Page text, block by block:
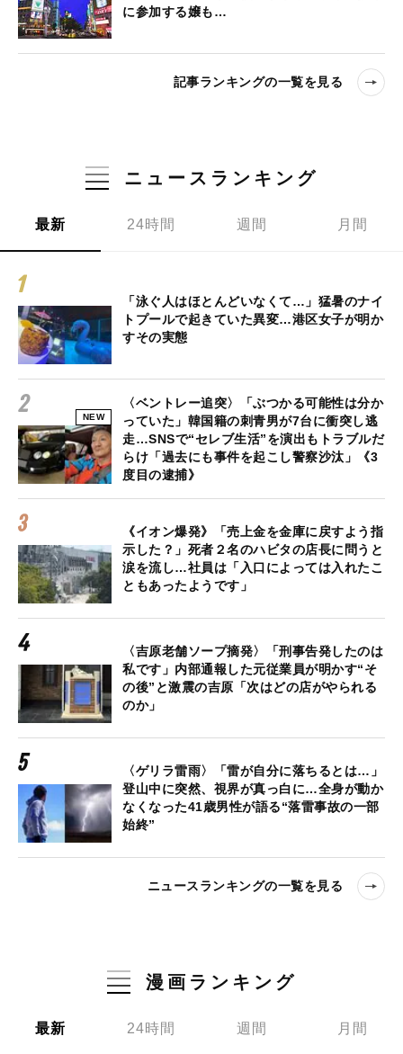
に参加する嬢も…
記事ランキングの一覧を見る
ニュースランキング
最新 24時間 週間 月間
「泳ぐ人はほとんどいなくて…」猛暑のナイ
トプールで起きていた異変…港区女子が明か
すその実態
NEW
〈ベントレー追突〉「ぶつかる可能性は分か
っていた」韓国籍の刺青男が7台に衝突し逃
走…SNSで“セレブ生活”を演出もトラブルだ
らけ「過去にも事件を起こし警察沙汰」《3
度目の逮捕》
《イオン爆発》「売上金を金庫に戻すよう指
示した？」死者２名のハビタの店長に問うと
涙を流し…社員は「入口によっては入れたこ
ともあったようです」
〈吉原老舗ソープ摘発〉「刑事告発したのは
私です」内部通報した元従業員が明かす“そ
の後”と激震の吉原「次はどの店がやられる
のか」
〈ゲリラ雷雨〉「雷が自分に落ちるとは…」
登山中に突然、視界が真っ白に…全身が動か
なくなった41歳男性が語る“落雷事故の一部
始終”
ニュースランキングの一覧を見る
漫画ランキング
最新 24時間 週間 月間